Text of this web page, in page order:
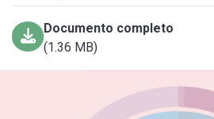
Documento completo
(1.36 MB)